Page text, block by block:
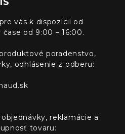
vás k dispozícií od
od 9:00 – 16:00.
poradenstvo,
odhlásenie z odberu:
reklamácie a
tovaru: